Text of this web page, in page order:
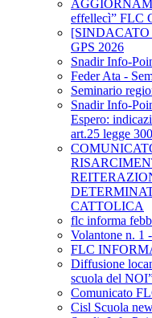
effellecì” FLC
GPS 2026
Snadir Info-
Feder Ata -
Seminario
Snadir Info-
Espero:
art.25 legge
CATTOLICA
flc informa
Volantone n. 1
FLC
Diffusione
scuola del
Comunicato
Cisl Scuola